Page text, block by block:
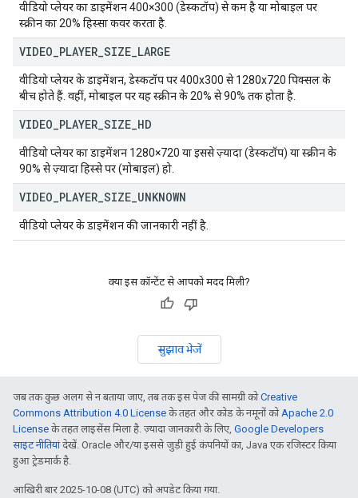
वीडियो प्लेयर का डाइमेंशन 400×300 (डेस्कटॉप) से कम है या मोबाइल पर
स्क्रीन का 20% हिस्सा कवर करता है.
VIDEO PLAYER SIZE LARGE
वीडियो प्लेयर के डाइमेंशन, डेस्कटॉप पर 400x300 से 1280x720 पिक्सल के
बीच होते हैं. वहीं, मोबाइल पर यह स्क्रीन के 20% से 90% तक होता है.
VIDEO PLAYER SIZE HD
वीडियो प्लेयर का डाइमेंशन 1280×720 या इससे ज़्यादा (डेस्कटॉप) या स्क्रीन के
90% से ज़्यादा हिस्से पर (मोबाइल) हो.
VIDEO PLAYER SIZE UNKNOWN
वीडियो प्लेयर के डाइमेंशन की जानकारी नहीं है.
क्या इस कॉन्टेंट से आपको मदद मिली?
सुझाव भेजें
जब तक कुछ अलग से न बताया जाए, तब तक इस पेज की सामग्री कोCreative
Commons Attribution 4.0 License के तहत और कोड के नमूनों कोApache 2.0
License के तहत लाइसेंस मिला है. ज़्यादा जानकारी के लिए, Google Developers
साइट नीतियांदेखें. Oracle और/या इससे जुड़ी हुई कंपनियों का, Java एक रजिस्टर किया
हुआ ट्रेडमार्क है.
आखिरी बार 2025-10-08 (UTC) को अपडेट किया गया.